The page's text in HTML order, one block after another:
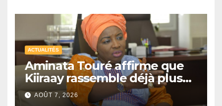
ACTUALITÉS
Aminata Touré affirme que
Kiiraay rassemble déjà plus
de la moitié des maires du
Sénégal
AOÛT 7, 2026